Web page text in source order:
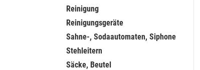
Reinigung
Reinigungsgeräte
Sahne-, Sodaautomaten, Siphone
Stehleitern
Säcke, Beutel